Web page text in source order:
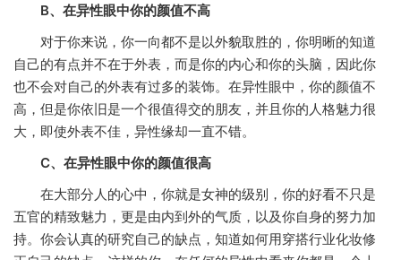
B、在异性眼中你的颜值不高
对于你来说，你一向都不是以外貌取胜的，你明晰的知道
自己的有点并不在于外表，而是你的内心和你的头脑，因此你
也不会对自己的外表有过多的装饰。在异性眼中，你的颜值不
高，但是你依旧是一个很值得交的朋友，并且你的人格魅力很
大，即使外表不佳，异性缘却一直不错。
C、在异性眼中你的颜值很高
在大部分人的心中，你就是女神的级别，你的好看不只是
五官的精致魅力，更是由内到外的气质，以及你自身的努力加
持。你会认真的研究自己的缺点，知道如何用穿搭行业化妆修